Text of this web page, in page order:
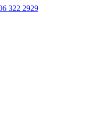
322 2929